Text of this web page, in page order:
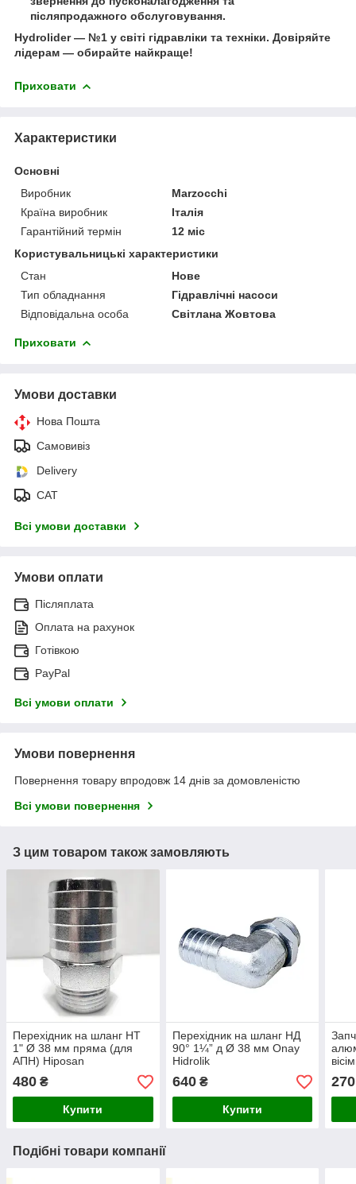
післяпродажного обслуговування.
Hydrolider — №1 у світі гідравліки та техніки. Довіряйте
лідерам — обирайте найкраще!
Приховати
Характеристики
Основні
Виробник
Marzocchi
Країна виробник
Італія
Гарантійний термін
12 міс
Користувальницькі характеристики
Стан
Нове
Тип обладнання
Гідравлічні насоси
Відповідальна особа
Світлана Жовтова
Приховати
Умови доставки
Нова Пошта
Самовивіз
Delivery
САТ
Всі умови доставки
Умови оплати
Післяплата
Оплата на рахунок
Готівкою
PayPal
Всі умови оплати
Умови повернення
Повернення товару впродовж 14 днів за домовленістю
Всі умови повернення
З цим товаром також замовляють
Перехідник на шланг НТ
1" Ø 38 мм пряма (для
АПН) Hiposan
480 ₴
Купити
Перехідник на шланг НД
90° 1¼” д Ø 38 мм Onay
Hidrolik
640₴
Купити
270
Подібні товари компанії